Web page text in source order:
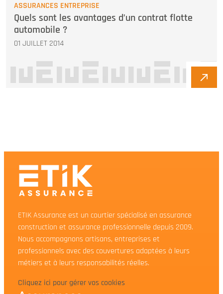
ASSURANCES ENTREPRISE
Quels sont les avantages d’un contrat flotte
automobile ?
01 JUILLET 2014
ETIK Assurance est un courtier spécialisé en assurance
construction et assurance professionnelle depuis 2009.
Nous accompagnons artisans, entreprises et
professionnels avec des couvertures adaptées à leurs
métiers et à leurs responsabilités réelles.
Cliquez ici pour gérer vos cookies